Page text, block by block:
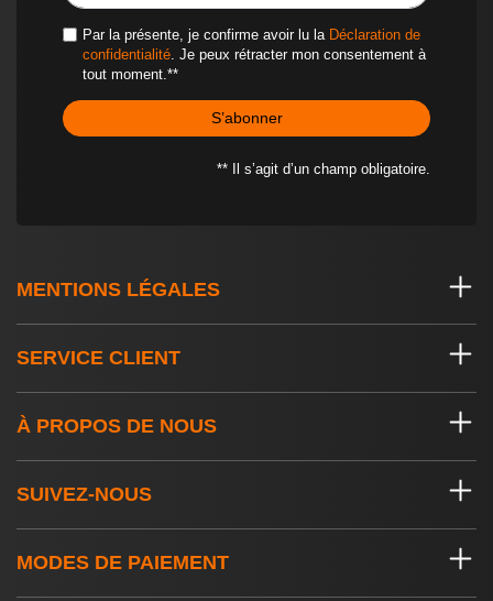
Par la présente, je confirme avoir lu la Déclaration de
confidentialité. Je peux rétracter mon consentement à
tout moment.**
S’abonner
** Il s’agit d’un champ obligatoire.
MENTIONS LÉGALES
SERVICE CLIENT
À PROPOS DE NOUS
SUIVEZ-NOUS
MODES DE PAIEMENT